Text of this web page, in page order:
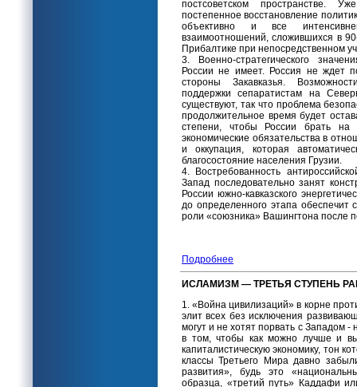
постсоветском пространстве.
постепенное восстановление
объективно и все
взаимоотношений, сложившихся в
Прибалтике при непосредственном
3. Военно-стратегического
России не имеет. Россия не ждет
стороны Закавказья.
поддержки сепаратистам на
существуют, так что проблема
продолжительное время будет
степени, чтобы России брать на
экономические обязательства в
и оккупация, которая
благосостояние населения Грузии.
4. Востребованность
Запад последовательно занят
России южно-кавказского
до определенного этапа
роли «союзника» Вашингтона после
Подробнее
ИСЛАМИЗМ — ТРЕТЬЯ СТУПЕНЬ
1. «Война цивилизаций» в корне
элит всех без исключения
могут и не хотят порвать с Западом
в том, чтобы как можно лучше и
капиталистическую экономику, тон
классы Третьего Мира давно
развития», будь это
образца, «третий путь» Каддафи